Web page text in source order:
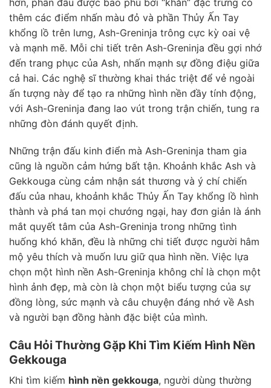
thêm các điểm nhấn màu đỏ và phần Thủy Ấn Tay
khổng lồ trên lưng, Ash-Greninja trông cực kỳ oai vệ
và mạnh mẽ. Mỗi chi tiết trên Ash-Greninja đều gợi nhớ
đến trang phục của Ash, nhấn mạnh sự đồng điệu giữa
cả hai. Các nghệ sĩ thường khai thác triệt để vẻ ngoài
ấn tượng này để tạo ra những hình nền đầy tính động,
với Ash-Greninja đang lao vút trong trận chiến, tung ra
những đòn đánh quyết định.
Những trận đấu kinh điển mà Ash-Greninja tham gia
cũng là nguồn cảm hứng bất tận. Khoảnh khắc Ash và
Gekkouga cùng cảm nhận sát thương và ý chí chiến
đấu của nhau, khoảnh khắc Thủy Ấn Tay khổng lồ hình
thành và phá tan mọi chướng ngại, hay đơn giản là ánh
mắt quyết tâm của Ash-Greninja trong những tình
huống khó khăn, đều là những chi tiết được người hâm
mộ yêu thích và muốn lưu giữ qua hình nền. Việc lựa
chọn một hình nền Ash-Greninja không chỉ là chọn một
hình ảnh đẹp, mà còn là chọn một biểu tượng của sự
đồng lòng, sức mạnh và câu chuyện đáng nhớ về Ash
và người bạn đồng hành đặc biệt của mình.
Câu Hỏi Thường Gặp Khi Tìm Kiếm Hình Nền
Gekkouga
Khi tìm kiếm hình nền gekkouga, người dùng thường